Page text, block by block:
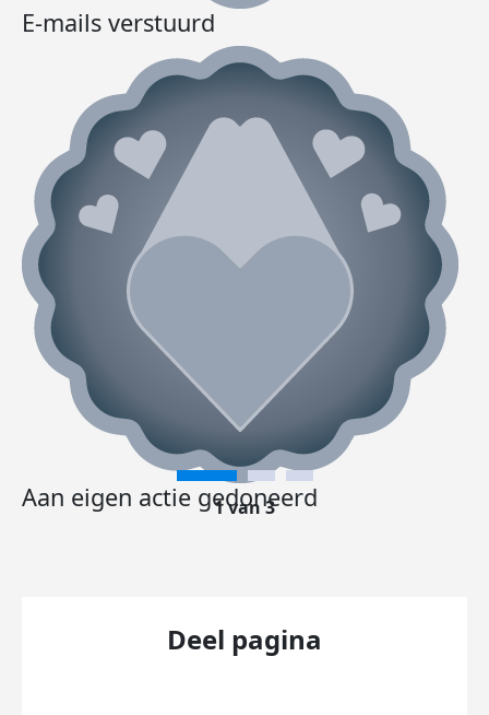
E-mails verstuurd
Aan eigen actie gedoneerd
1 van 3
Deel pagina